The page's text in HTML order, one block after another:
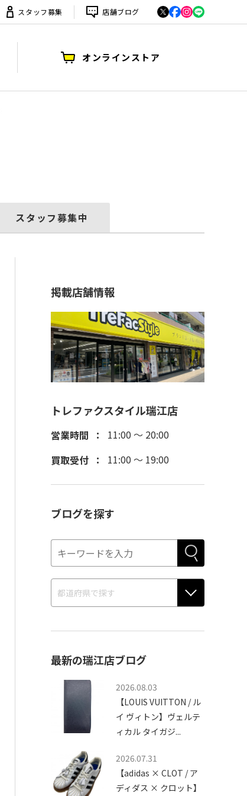
スタッフ募集 店舗ブログ
オンラインストア
スタッフ募集中
掲載店舗情報
トレファクスタイル瑞江店
営業時間
11:00 ～ 20:00
買取受付
11:00 ～ 19:00
ブログを探す
最新の瑞江店ブログ
2026.08.03
【LOUIS VUITTON / ル
イ ヴィトン】ヴェルテ
ィカル タイガジ...
2026.07.31
【adidas × CLOT / ア
ディダス × クロット】